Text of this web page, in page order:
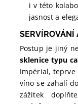
i v této
jasnost a
SERVÍROVÁNÍ
Postup je jiný
sklenice typu
Impérial,
víno se zahalí
zážitek